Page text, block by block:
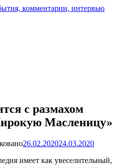
комментарии, интервью
с размахом
Масленицу»
26.02.202024.03.2020
имеет как увеселительный,